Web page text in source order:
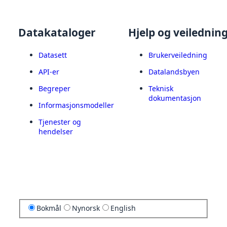
Datakataloger
Datasett
API-er
Begreper
Informasjonsmodeller
Tjenester og
hendelser
Hjelp og
Brukerveiledning
Datalandsbyen
Teknisk
dokumentasjon
Bokmål Nynorsk English